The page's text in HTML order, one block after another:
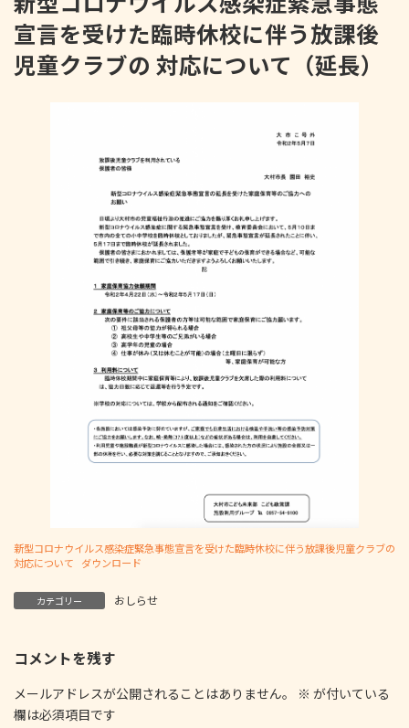
宣言を受けた臨時休校に伴う放課後
児童クラブの 対応について（延長）
新型コロナウイルス感染症緊急事態宣言を受けた臨時休校に伴う放課後児童クラブの
対応について
ダウンロード
カテゴリー おしらせ
コメントを残す
メールアドレスが公開されることはありません。 ※ が付いている
欄は必須項目です